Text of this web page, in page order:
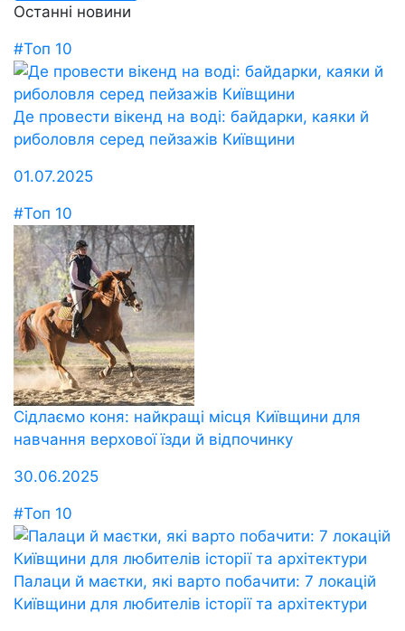
Останні новини
#Топ 10
Де провести вікенд на воді: байдарки, каяки й
риболовля серед пейзажів Київщини
01.07.2025
#Топ 10
Сідлаємо коня: найкращі місця Київщини для
навчання верхової їзди й відпочинку
30.06.2025
#Топ 10
Палаци й маєтки, які варто побачити: 7 локацій
Київщини для любителів історії та архітектури